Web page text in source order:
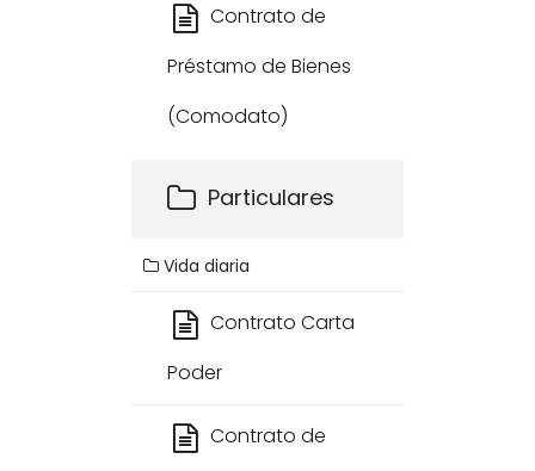
Contrato de
Préstamo de Bienes
(Comodato)
Particulares
Vida diaria
Contrato Carta
Poder
Contrato de